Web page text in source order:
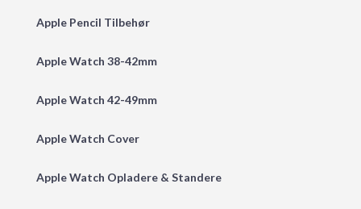
Apple Pencil Tilbehør
Apple Watch 38-42mm
Apple Watch 42-49mm
Apple Watch Cover
Apple Watch Opladere & Standere